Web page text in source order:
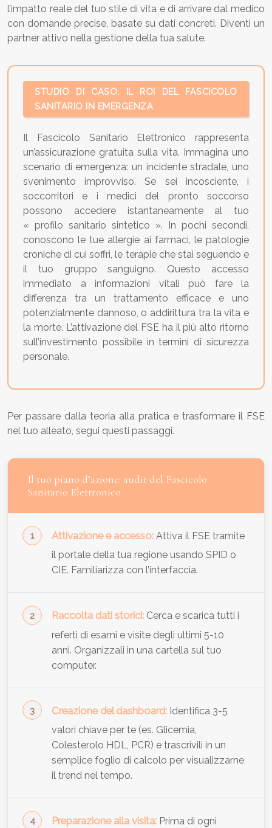
l’impatto reale del tuo stile di vita e di arrivare dal medico
con domande precise, basate su dati concreti. Diventi un
partner attivo nella gestione della tua salute.
STUDIO DI CASO: IL ROI DEL FASCICOLO
SANITARIO IN EMERGENZA
Il Fascicolo Sanitario Elettronico rappresenta
un’assicurazione gratuita sulla vita. Immagina uno
scenario di emergenza: un incidente stradale, uno
svenimento improvviso. Se sei incosciente, i
soccorritori e i medici del pronto soccorso
possono accedere istantaneamente al tuo
« profilo sanitario sintetico ». In pochi secondi,
conoscono le tue allergie ai farmaci, le patologie
croniche di cui soffri, le terapie che stai seguendo e
il tuo gruppo sanguigno. Questo accesso
immediato a informazioni vitali può fare la
differenza tra un trattamento efficace e uno
potenzialmente dannoso, o addirittura tra la vita e
la morte. L’attivazione del FSE ha il più alto ritorno
sull’investimento possibile in termini di sicurezza
personale.
Per passare dalla teoria alla pratica e trasformare il FSE
nel tuo alleato, segui questi passaggi.
Il tuo piano d’azione: audit del Fascicolo
Sanitario Elettronico
Attivazione e accesso: Attiva il FSE tramite
il portale della tua regione usando SPID o
CIE. Familiarizza con l’interfaccia.
Raccolta dati storici: Cerca e scarica tutti i
referti di esami e visite degli ultimi 5-10
anni. Organizzali in una cartella sul tuo
computer.
Creazione del dashboard: Identifica 3-5
valori chiave per te (es. Glicemia,
Colesterolo HDL, PCR) e trascrivili in un
semplice foglio di calcolo per visualizzarne
il trend nel tempo.
Preparazione alla visita: Prima di ogni